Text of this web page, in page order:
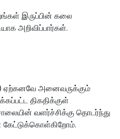
இருப்பின் கலை
அறிவிப்பார்கள்.
அனைவருக்கும்
திகதிக்குள்
வளர்ச்சிக்கு தொடர்ந்து
கேட்டுக்கொள்கிறோம்.